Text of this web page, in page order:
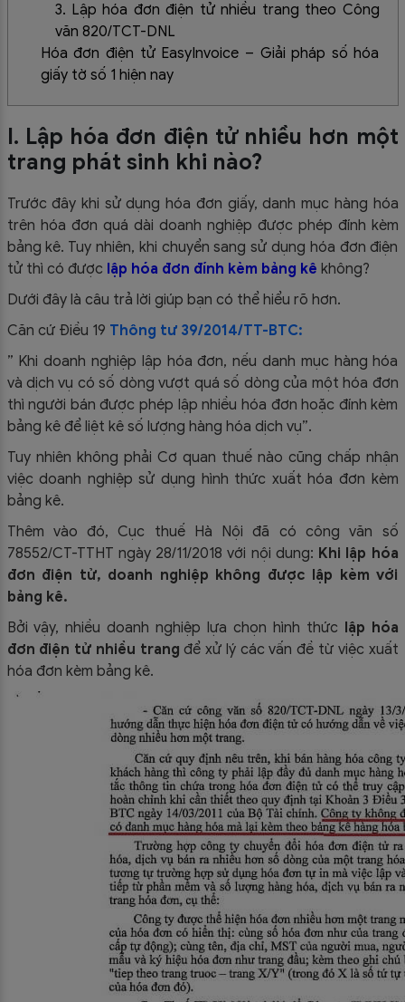
3. Lập hóa đơn điện tử nhiều trang theo Công
văn 820/TCT-DNL
Hóa đơn điện tử EasyInvoice – Giải pháp số hóa
giấy tờ số 1 hiện nay
I. Lập hóa đơn điện tử nhiều hơn một
trang phát sinh khi nào?
Trước đây khi sử dụng hóa đơn giấy, danh mục hàng hóa
trên hóa đơn quá dài doanh nghiệp được phép đính kèm
bảng kê. Tuy nhiên, khi chuyển sang sử dụng hóa đơn điện
tử thì có được lập hóa đơn đính kèm bảng kê không?
Dưới đây là câu trả lời giúp bạn có thể hiểu rõ hơn.
Căn cứ Điều 19 Thông tư 39/2014/TT-BTC:
” Khi doanh nghiệp lập hóa đơn, nếu danh mục hàng hóa
và dịch vụ có số dòng vượt quá số dòng của một hóa đơn
thì người bán được phép lập nhiều hóa đơn hoặc đính kèm
bảng kê để liệt kê số lượng hàng hóa dịch vụ”.
Tuy nhiên không phải Cơ quan thuế nào cũng chấp nhận
việc doanh nghiệp sử dụng hình thức xuất hóa đơn kèm
bảng kê.
Thêm vào đó, Cục thuế Hà Nội đã có công văn số
78552/CT-TTHT ngày 28/11/2018 với nội dung: Khi lập hóa
đơn điện tử, doanh nghiệp không được lập kèm với
bảng kê.
Bởi vậy, nhiều doanh nghiệp lựa chọn hình thức lập hóa
đơn điện tử nhiều trang để xử lý các vấn đề từ việc xuất
hóa đơn kèm bảng kê.